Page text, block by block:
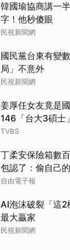
韓國瑜協商講一
字！他秒傻眼
民視新聞網
國民黨台東有變
局」不意外
民視新聞網
姜厚任女友竟是
146「台大3碩士
TVBS
丁柔安保險箱數
包認了：偷自己
自由電子報
AI泡沫破裂「這2
最大贏家
民視新聞網